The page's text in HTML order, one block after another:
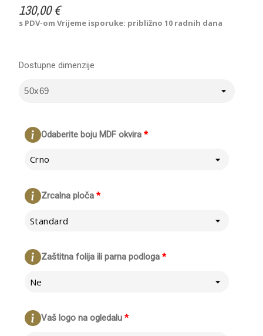
130,00 €
s PDV-omVrijeme isporuke: približno 10 radnih dana
*
Odaberite boju MDF okvira
Crno
*
Zrcalna ploča
Standard
*
Zaštitna folija ili parna podloga
Ne
*
Vaš logo na ogledalu
Dostupne dimenzije